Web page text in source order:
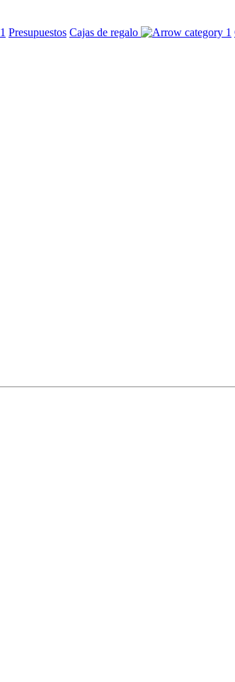
Presupuestos Cajas de regalo